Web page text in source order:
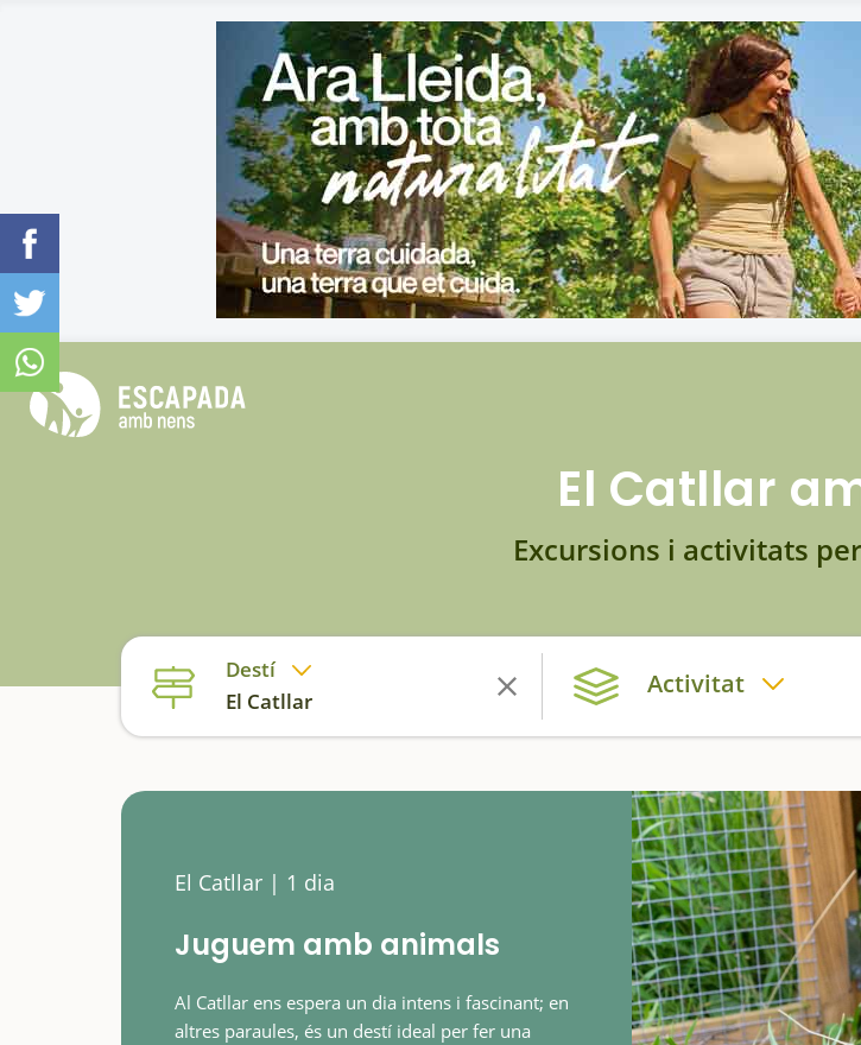
El Catllar
Excursions i activitats
Destí
El Catllar
Activitat
El Catllar | 1 dia
Juguem amb animals
Al Catllar ens espera un dia intens i fascinant; en
altres paraules, és un destí ideal per fer una